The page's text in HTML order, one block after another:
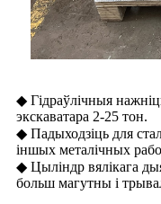
◆ Гідраўлічныя
экскаватара 2-25 тон.
◆ Падыходзіць для
іншых металічных
◆ Цыліндр вялікага
больш магутны і